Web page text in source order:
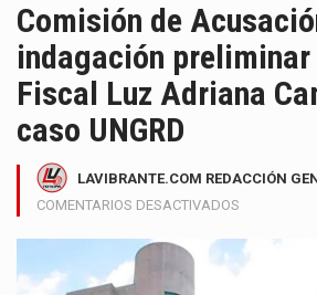
Comisión de
indagación
Fiscal Luz Adriana
caso UNGRD
LAVIBRANTE.COM REDACCIÓN
COMENTARIOS DESACTIVADOS
DE